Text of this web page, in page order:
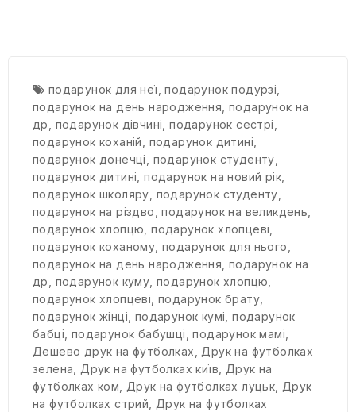
подарунок для неї,подарунок подурзі,
подарунок на день народження,подарунок на
др, подарунок дівчині,подарунок сестрі,
подарунок коханій, подарунок дитині,
подарунок донечці, подарунок студенту,
подарунок дитині,подарунок на новий рік,
подарунок школяру, подарунок студенту,
подарунок на різдво,подарунок на великдень,
подарунок хлопцю,подарунок хлопцеві,
подарунок коханому,подарунок для нього,
подарунок на день народження,подарунок на
др, подарунок куму,подарунок хлопцю,
подарунок хлопцеві,подарунок брату,
подарунок жінці, подарунок кумі,подарунок
бабці, подарунок бабушці,подарунок мамі,
Дешево друк на футболках,Друк на футболках
зелена,Друк на футболках київ, Друк на
футболках ком,Друк на футболках луцьк,Друк
на футболках стрий,Друк на футболках